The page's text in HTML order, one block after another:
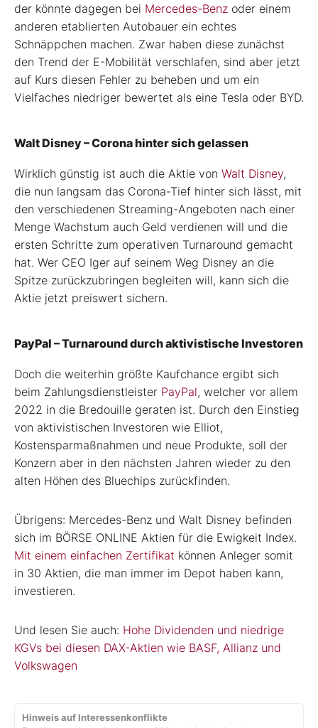
der könnte dagegen bei Mercedes-Benz oder einem
anderen etablierten Autobauer ein echtes
Schnäppchen machen. Zwar haben diese zunächst
den Trend der E-Mobilität verschlafen, sind aber jetzt
auf Kurs diesen Fehler zu beheben und um ein
Vielfaches niedriger bewertet als eine Tesla oder BYD.
Walt Disney – Corona hinter sich gelassen
Wirklich günstig ist auch die Aktie von Walt Disney,
die nun langsam das Corona-Tief hinter sich lässt, mit
den verschiedenen Streaming-Angeboten nach einer
Menge Wachstum auch Geld verdienen will und die
ersten Schritte zum operativen Turnaround gemacht
hat. Wer CEO Iger auf seinem Weg Disney an die
Spitze zurückzubringen begleiten will, kann sich die
Aktie jetzt preiswert sichern.
PayPal – Turnaround durch aktivistische Investoren
Doch die weiterhin größte Kaufchance ergibt sich
beim Zahlungsdienstleister PayPal, welcher vor allem
2022 in die Bredouille geraten ist. Durch den Einstieg
von aktivistischen Investoren wie Elliot,
Kostensparmaßnahmen und neue Produkte, soll der
Konzern aber in den nächsten Jahren wieder zu den
alten Höhen des Bluechips zurückfinden.
Übrigens: Mercedes-Benz und Walt Disney befinden
sich im BÖRSE ONLINE Aktien für die Ewigkeit Index.
Mit einem einfachen Zertifikat können Anleger somit
in 30 Aktien, die man immer im Depot haben kann,
investieren.
Und lesen Sie auch: Hohe Dividenden und niedrige
KGVs bei diesen DAX-Aktien wie BASF, Allianz und
Volkswagen
Hinweis auf Interessenkonflikte